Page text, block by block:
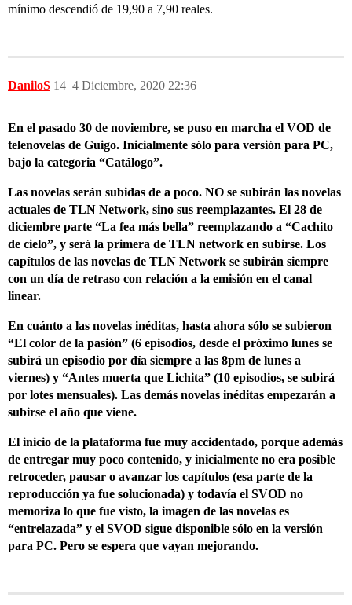
mínimo descendió de 19,90 a 7,90 reales.
DaniloS 4 Diciembre, 2020 22:36
14
En el pasado 30 de noviembre, se puso en marcha el VOD de
telenovelas de Guigo. Inicialmente sólo para versión para PC,
bajo la categoria “Catálogo”.
Las novelas serán subidas de a poco. NO se subirán las novelas
actuales de TLN Network, sino sus reemplazantes. El 28 de
diciembre parte “La fea más bella” reemplazando a “Cachito
de cielo”, y será la primera de TLN network en subirse. Los
capítulos de las novelas de TLN Network se subirán siempre
con un día de retraso con relación a la emisión en el canal
linear.
En cuánto a las novelas inéditas, hasta ahora sólo se subieron
“El color de la pasión” (6 episodios, desde el próximo lunes se
subirá un episodio por día siempre a las 8pm de lunes a
viernes) y “Antes muerta que Lichita” (10 episodios, se subirá
por lotes mensuales). Las demás novelas inéditas empezarán a
subirse el año que viene.
El inicio de la plataforma fue muy accidentado, porque además
de entregar muy poco contenido, y inicialmente no era posible
retroceder, pausar o avanzar los capítulos (esa parte de la
reproducción ya fue solucionada) y todavía el SVOD no
memoriza lo que fue visto, la imagen de las novelas es
“entrelazada” y el SVOD sigue disponible sólo en la versión
para PC. Pero se espera que vayan mejorando.